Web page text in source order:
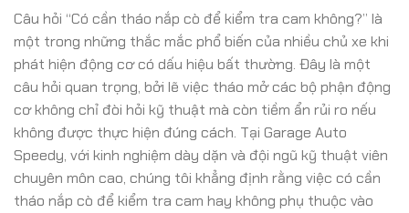
Câu hỏi “Có cần tháo nắp cò để kiểm tra cam không?” là
một trong những thắc mắc phổ biến của nhiều chủ xe khi
phát hiện động cơ có dấu hiệu bất thường. Đây là một
câu hỏi quan trọng, bởi lẽ việc tháo mở các bộ phận động
cơ không chỉ đòi hỏi kỹ thuật mà còn tiềm ẩn rủi ro nếu
không được thực hiện đúng cách. Tại Garage Auto
Speedy, với kinh nghiệm dày dặn và đội ngũ kỹ thuật viên
chuyên môn cao, chúng tôi khẳng định rằng việc có cần
tháo nắp cò để kiểm tra cam hay không phụ thuộc vào